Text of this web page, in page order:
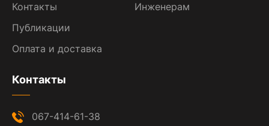
Контакты
Публикации
Оплата и доставка
Инженерам
Контакты
067-414-61-38